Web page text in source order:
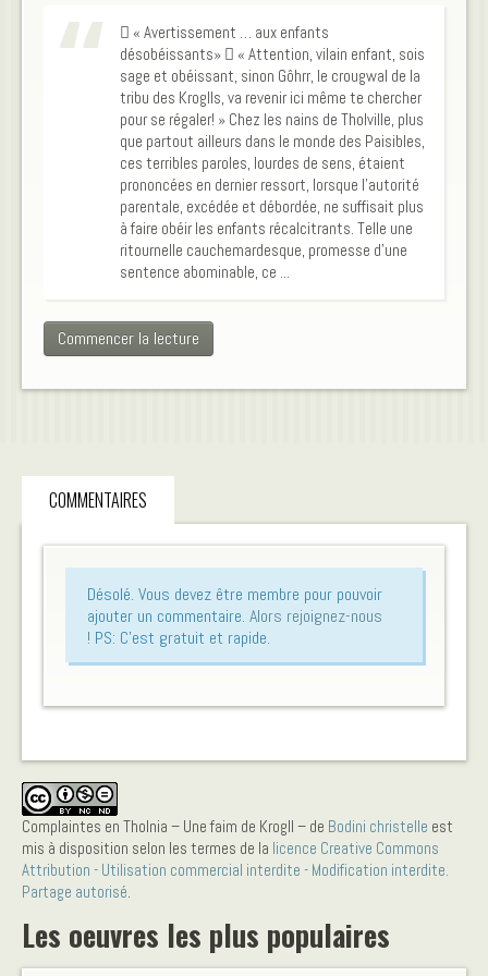
 « Avertissement … aux enfants
désobéissants»  « Attention, vilain enfant, sois
sage et obéissant, sinon Gôhrr, le crougwal de la
tribu des Kroglls, va revenir ici même te chercher
pour se régaler! » Chez les nains de Tholville, plus
que partout ailleurs dans le monde des Paisibles,
ces terribles paroles, lourdes de sens, étaient
prononcées en dernier ressort, lorsque l’autorité
parentale, excédée et débordée, ne suffisait plus
à faire obéir les enfants récalcitrants. Telle une
ritournelle cauchemardesque, promesse d’une
sentence abominable, ce ...
Commencer la lecture
COMMENTAIRES
Désolé. Vous devez être membre pour pouvoir
ajouter un commentaire. Alors rejoignez-nous
! PS: C'est gratuit et rapide.
Complaintes en Tholnia – Une faim de Krogll – de Bodini christelle est
mis à disposition selon les termes de la licence Creative Commons
Attribution - Utilisation commercial interdite - Modification interdite.
Partage autorisé
Les oeuvres les plus populaires